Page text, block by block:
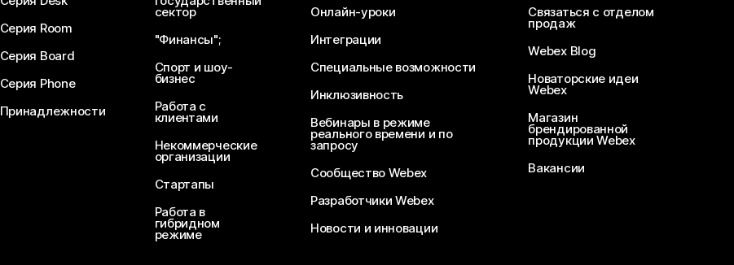
Серия Room
Серия Board
Серия Phone
Принадлежности
сектор
"Финансы";
Спорт и шоу-
бизнес
Работа с
клиентами
Некоммерческие
организации
Стартапы
Работа в
гибридном
режиме
Онлайн-уроки
Интеграции
Специальные возможности
Инклюзивность
Вебинары в режиме
реального времени и по
запросу
Сообщество Webex
Разработчики Webex
Новости и инновации
Связаться с отделом
продаж
Webex Blog
Новаторские идеи
Webex
Магазин
брендированной
продукции Webex
Вакансии